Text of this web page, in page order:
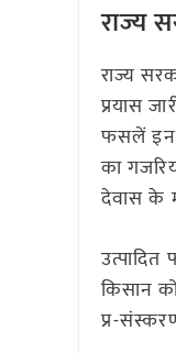
राज्य
राज्य
प्रयास
फसलें
का
देवास के
किसान
प्र-